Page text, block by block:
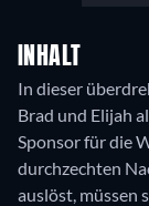
INHALT
In dieser
Brad und Elijah
Sponsor für die
durchzechten
auslöst, müssen